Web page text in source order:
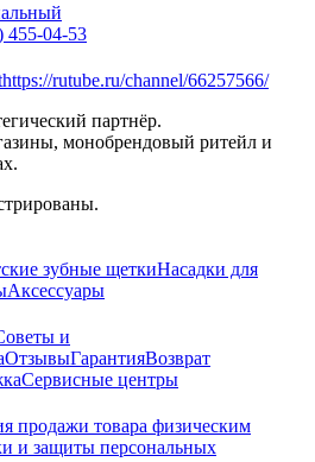
455-04-53
https://rutube.ru/channel/66257566/
партнёр.
монобрендовый ритейл и
зубные щеткиНасадки для
Аксессуары
и
ОтзывыГарантияВозврат
Сервисные центры
продажи товара физическим
и защиты персональных